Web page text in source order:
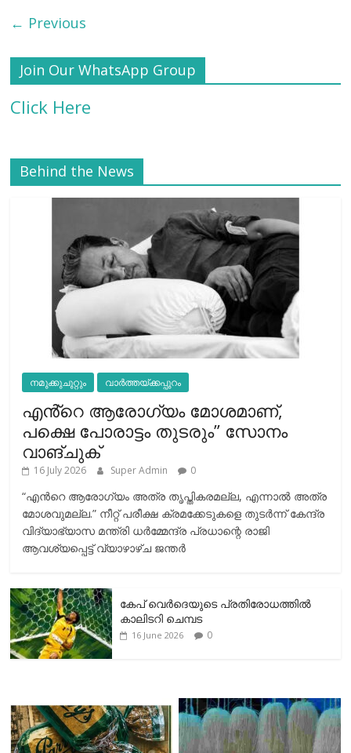
← Previous
Join Our WhatsApp Group
Click Here
Behind the News
നമുക്കുചുറ്റും വാർത്തയ്ക്കപ്പുറം
എൻ്റെ ആരോഗ്യം മോശമാണ്,
പക്ഷെ പോരാട്ടം തുടരും” സോനം
വാങ്ചുക്
16 July 2026 Super Admin 0
“എന്‍റെ ആരോഗ്യം അത്ര തൃപ്തികരമല്ല, എന്നാൽ അത്ര
മോശവുമല്ല.” നീറ്റ് പരീക്ഷ ക്രമക്കേടുകളെ തുടർന്ന് കേന്ദ്ര
വിദ്യാഭ്യാസ മന്ത്രി ധർമ്മേന്ദ്ര പ്രധാന്റെ രാജി
ആവശ്യപ്പെട്ട് വ്യാഴാഴ്ച ജന്തർ
കേപ് വെര്‍ദെയുടെ പ്രതിരോധത്തില്‍
കാലിടറി ചെമ്പട
16 June 2026 0